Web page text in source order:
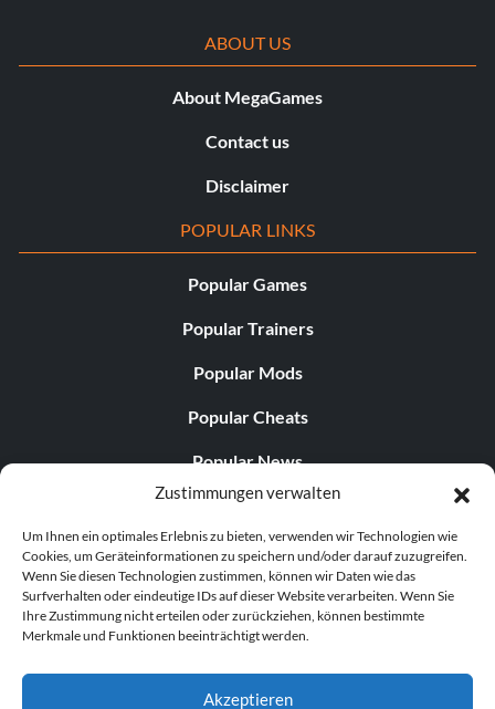
Zustimmungen verwalten
Um Ihnen ein optimales Erlebnis zu bieten, verwenden wir Technologien wie
Cookies, um Geräteinformationen zu speichern und/oder darauf zuzugreifen.
Wenn Sie diesen Technologien zustimmen, können wir Daten wie das
Surfverhalten oder eindeutige IDs auf dieser Website verarbeiten. Wenn Sie
Ihre Zustimmung nicht erteilen oder zurückziehen, können bestimmte
Merkmale und Funktionen beeinträchtigt werden.
Akzeptieren
ABOUT US
About MegaGames
Contact us
Disclaimer
POPULAR LINKS
Popular Games
Popular Trainers
Popular Mods
Popular Cheats
Popular News
Popular Editorials
Popular Free Games
LATEST UPDATES